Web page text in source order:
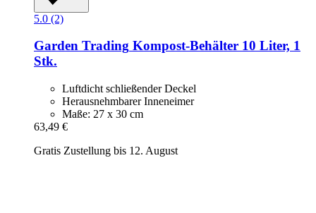
5.0 (2)
Garden Trading Kompost-​Behälter 10 Liter, 1
Stk.
Luftdicht schließender Deckel
Herausnehmbarer Inneneimer
Maße: 27 x 30 cm
63,49 €
Gratis Zustellung bis 12. August